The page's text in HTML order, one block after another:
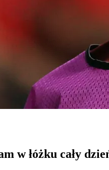
w łóżku cały